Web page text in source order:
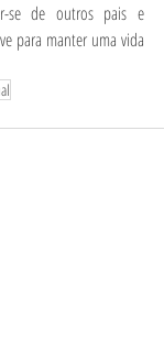
se de outros pais e
para manter uma vida